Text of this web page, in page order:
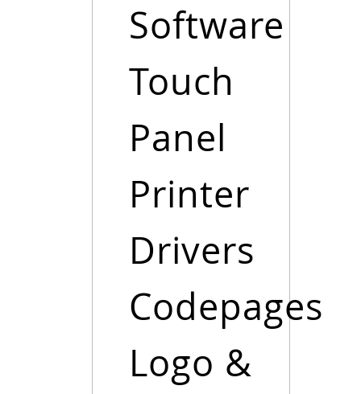
Software
Touch
Panel
Printer
Drivers
Codepages
Logo &